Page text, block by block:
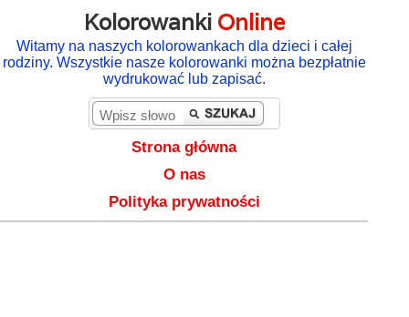
Kolorowanki Online
Witamy na naszych kolorowankach dla dzieci i całej
rodziny. Wszystkie nasze kolorowanki można bezpłatnie
wydrukować lub zapisać.
Strona główna
O nas
Polityka prywatności